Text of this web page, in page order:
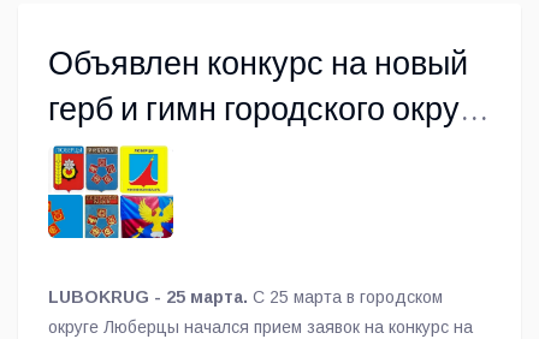
Объявлен конкурс на новый
герб и гимн городского округа
Люберцы
LUBOKRUG - 25 марта. С 25 марта в городском
округе Люберцы начался прием заявок на конкурс на